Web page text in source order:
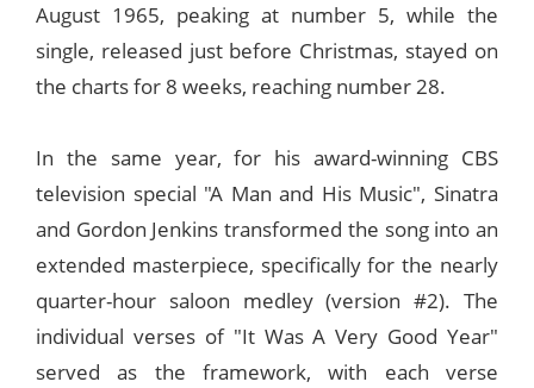
August 1965, peaking at number 5, while the
single, released just before Christmas, stayed on
the charts for 8 weeks, reaching number 28.
In the same year, for his award-winning CBS
television special "A Man and His Music", Sinatra
and Gordon Jenkins transformed the song into an
extended masterpiece, specifically for the nearly
quarter-hour saloon medley (version #2). The
individual verses of "It Was A Very Good Year"
served as the framework, with each verse